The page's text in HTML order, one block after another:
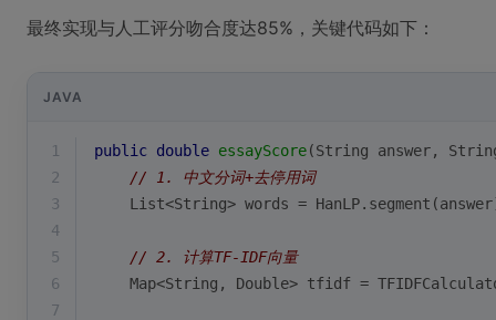
最终实现与人工评分吻合度达85%，关键代码如下：
JAVA
1 public double essayScore(String answer,
2
// 1. 中文分词+去停用词
3
List<String> words =
4
5
// 2. 计算TF-IDF向量
6
Map<String, Double> tfidf =
7